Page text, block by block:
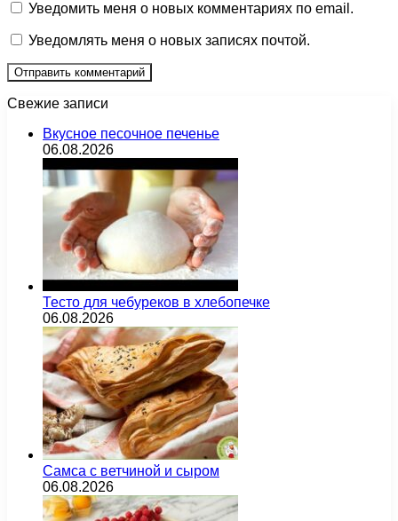
Уведомить меня о новых комментариях по email.
Уведомлять меня о новых записях почтой.
Свежие записи
Вкусное песочное печенье
06.08.2026
Тесто для чебуреков в хлебопечке
06.08.2026
Самса с ветчиной и сыром
06.08.2026